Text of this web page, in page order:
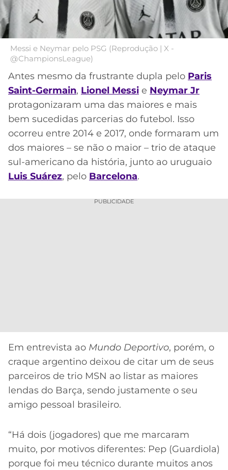
MELHORES
APPS
APOSTAS
CASSINOS
ONLINE
MELHORES
CASSINOS
ONLINE
FLAMENGO
BOTAFOGO
VASCO
INTERNACIONAL
ATLÉTICO
PREMIER
LEAGUE
COPA
SUL-
AMERICANA
LIGA
DOS
CAMPEÕES
LALIGA
Messi e Neymar pelo PSG (Reprodução | X -
@ChampionsLeague)
Antes mesmo da frustrante dupla pelo Paris
Saint-Germain, Lionel Messi e Neymar Jr
protagonizaram uma das maiores e mais
bem sucedidas parcerias do futebol. Isso
ocorreu entre 2014 e 2017, onde formaram um
dos maiores – se não o maior – trio de ataque
sul-americano da história, junto ao uruguaio
Luis Suárez, pelo Barcelona.
PUBLICIDADE
Em entrevista ao Mundo Deportivo, porém, o
craque argentino deixou de citar um de seus
parceiros de trio MSN ao listar as maiores
lendas do Barça, sendo justamente o seu
amigo pessoal brasileiro.
“Há dois (jogadores) que me marcaram
muito, por motivos diferentes: Pep (Guardiola)
porque foi meu técnico durante muitos anos